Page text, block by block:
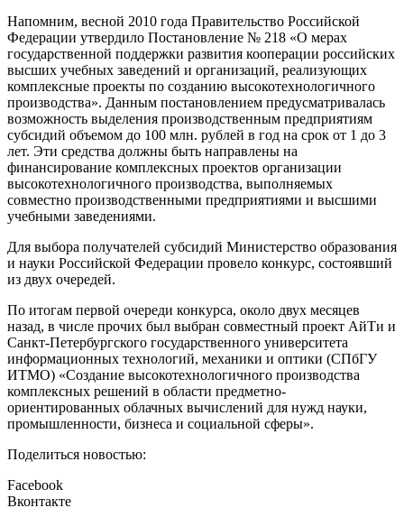
Напомним, весной 2010 года Правительство Российской
Федерации утвердило Постановление № 218 «О мерах
государственной поддержки развития кооперации российских
высших учебных заведений и организаций, реализующих
комплексные проекты по созданию высокотехнологичного
производства». Данным постановлением предусматривалась
возможность выделения производственным предприятиям
субсидий объемом до 100 млн. рублей в год на срок от 1 до 3
лет. Эти средства должны быть направлены на
финансирование комплексных проектов организации
высокотехнологичного производства, выполняемых
совместно производственными предприятиями и высшими
учебными заведениями.
Для выбора получателей субсидий Министерство образования
и науки Российской Федерации провело конкурс, состоявший
из двух очередей.
По итогам первой очереди конкурса, около двух месяцев
назад, в числе прочих был выбран совместный проект АйТи и
Санкт-Петербургского государственного университета
информационных технологий, механики и оптики (СПбГУ
ИТМО) «Создание высокотехнологичного производства
комплексных решений в области предметно-
ориентированных облачных вычислений для нужд науки,
промышленности, бизнеса и социальной сферы».
Поделиться новостью:
Facebook
Вконтакте